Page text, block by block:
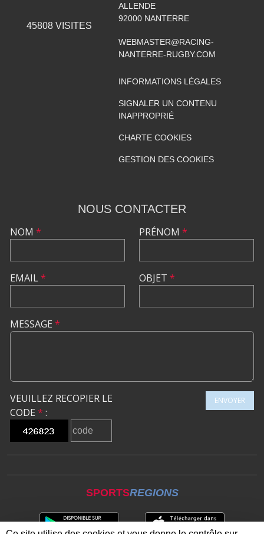
45808VISITES
ALLENDE
92000 NANTERRE
WEBMASTER@RACING-
NANTERRE-RUGBY.COM
INFORMATIONS LÉGALES
SIGNALER UN CONTENU
INAPPROPRIÉ
CHARTE COOKIES
GESTION DES COOKIES
NOUS CONTACTER
NOM *
EMAIL*
PRÉNOM *
OBJET *
MESSAGE *
VEUILLEZ RECOPIER LE
CODE * :
ENVOYER
SPORTSREGIONS